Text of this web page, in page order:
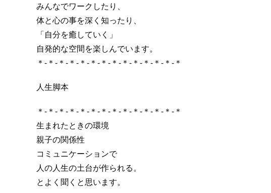
みんなでワークしたり、
体と心の事を深く知ったり、
「自分を癒していく」
自発的な空間を楽しんでいます。
＊-＊-＊-＊-＊-＊-＊-＊-＊-＊-＊-＊-＊-＊
人生脚本
＊-＊-＊-＊-＊-＊-＊-＊-＊-＊-＊-＊-＊-＊
生まれたときの環境
親子の関係性
コミュニケーションで
人の人生の土台が作られる。
とよく聞くと思います。